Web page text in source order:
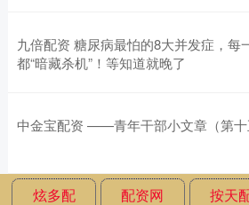
九倍配资 糖尿病最怕的8大并发症，每
都“暗藏杀机”！等知道就晚了
中金宝配资 ——青年干部小文章（第十
炫多配 配资网 按天